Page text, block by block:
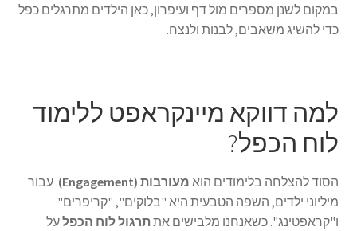
במקום לשנן מספרים מול דף ועיפרון, כאן הילדים מתרגלים כפל
כדי להשיג משאבים, לבנות ולנצח.
למה דווקא מיינקראפט ללימוד
לוח הכפל?
הסוד להצלחה בלימודים הוא מעורבות (Engagement)
. עבור
מיליוני ילדים, השפה הטבעית היא "בלוקים", "קריפרים"
ו"קראפטינג". כשאנחנו מלבישים אתתרגול לוח הכפלעל